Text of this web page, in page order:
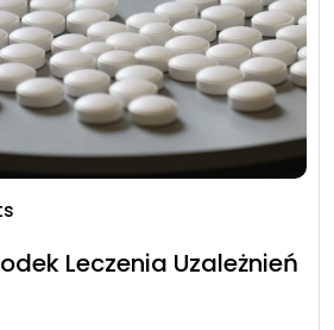
Leczenia Uzależnień